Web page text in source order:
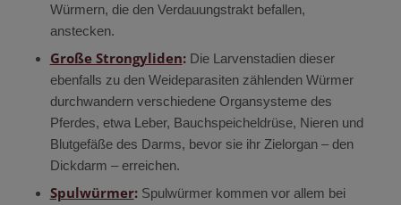
Würmern, die den Verdauungstrakt befallen,
anstecken.
Große Strongyliden: Die Larvenstadien dieser
ebenfalls zu den Weideparasiten zählenden Würmer
durchwandern verschiedene Organsysteme des
Pferdes, etwa Leber, Bauchspeicheldrüse, Nieren und
Blutgefäße des Darms, bevor sie ihr Zielorgan – den
Dickdarm – erreichen.
Spulwürmer:Spulwürmer kommen vor allem bei